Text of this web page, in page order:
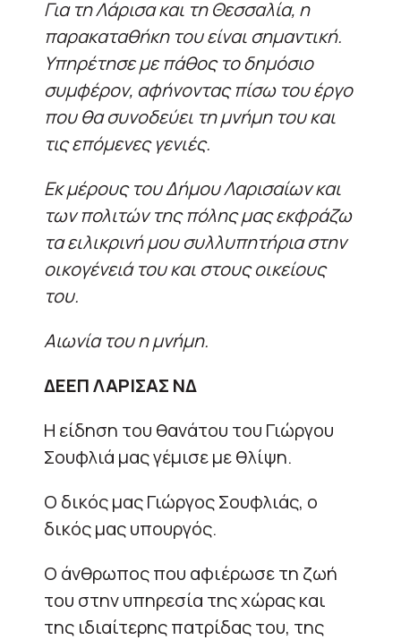
Για τη Λάρισα και τη Θεσσαλία, η
παρακαταθήκη του είναι σημαντική.
Υπηρέτησε με πάθος το δημόσιο
συμφέρον, αφήνοντας πίσω του έργο
που θα συνοδεύει τη μνήμη του και
τις επόμενες γενιές.
Εκ μέρους του Δήμου Λαρισαίων και
των πολιτών της πόλης μας εκφράζω
τα ειλικρινή μου συλλυπητήρια στην
οικογένειά του και στους οικείους
του.
Αιωνία του η μνήμη.
ΔΕΕΠ ΛΑΡΙΣΑΣ ΝΔ
Η είδηση του θανάτου του Γιώργου
Σουφλιά μας γέμισε με θλίψη.
Ο δικός μας Γιώργος Σουφλιάς, ο
δικός μας υπουργός.
Ο άνθρωπος που αφιέρωσε τη ζωή
του στην υπηρεσία της χώρας και
της ιδιαίτερης πατρίδας του, της